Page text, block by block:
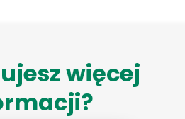
więcej